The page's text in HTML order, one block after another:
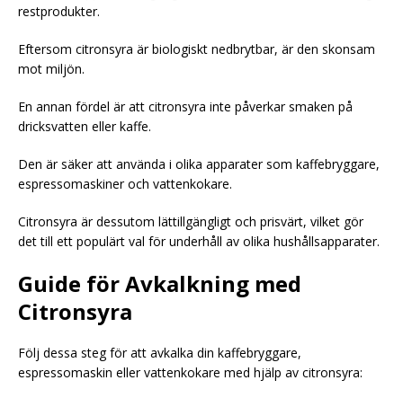
restprodukter.
Eftersom citronsyra är biologiskt nedbrytbar, är den skonsam
mot miljön.
En annan fördel är att citronsyra inte påverkar smaken på
dricksvatten eller kaffe.
Den är säker att använda i olika apparater som kaffebryggare,
espressomaskiner och vattenkokare.
Citronsyra är dessutom lättillgängligt och prisvärt, vilket gör
det till ett populärt val för underhåll av olika hushållsapparater.
Guide för Avkalkning med
Citronsyra
Följ dessa steg för att avkalka din kaffebryggare,
espressomaskin eller vattenkokare med hjälp av citronsyra: